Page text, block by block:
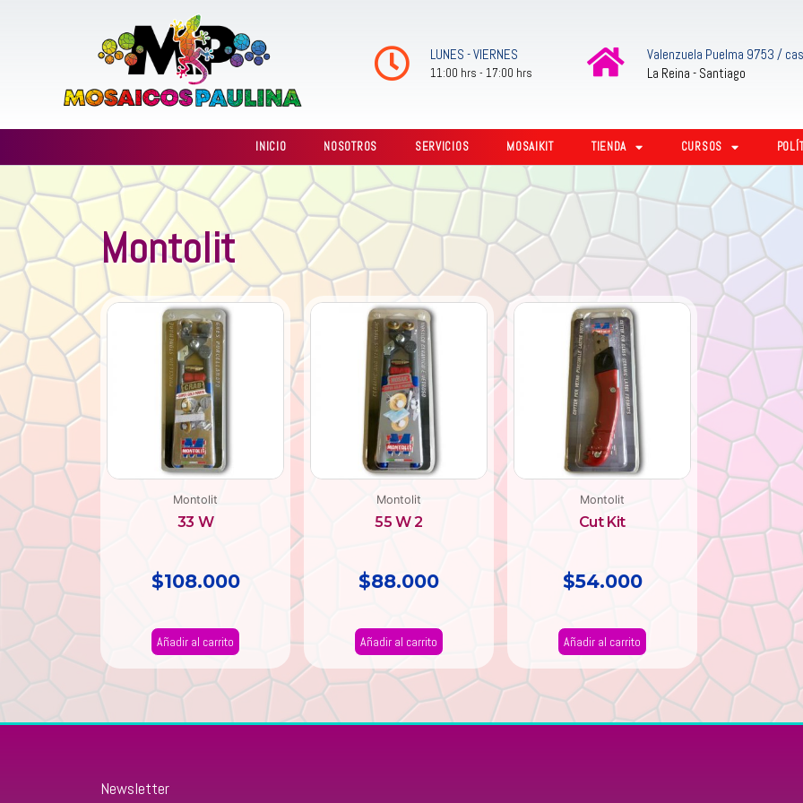
LUNES - VIERNES
11:00 hrs - 17:00 hrs
Valenzuela Puelma 9753 /
La Reina - Santiago
INICIO NOSOTROS SERVICIOS MOSAIKIT TIENDA CURSOS
Montolit
Montolit
33 W
$108.000
Añadir al carrito
Montolit
55 W 2
$88.000
Añadir al carrito
Montolit
Cut Kit
$54.000
Añadir al carrito
Newsletter